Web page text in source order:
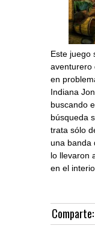
Este juego
aventurero
en
Indiana
buscando
búsqueda
trata sólo
una banda
lo llevaron
en el
Comparte: